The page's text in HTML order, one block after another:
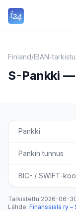
Finland/IBAN-
S-Pankki
Pankki
Pankin tunnus
BIC- / SWIFT-
Tarkistettu 2026-06-
Lähde: Finanssiala ry